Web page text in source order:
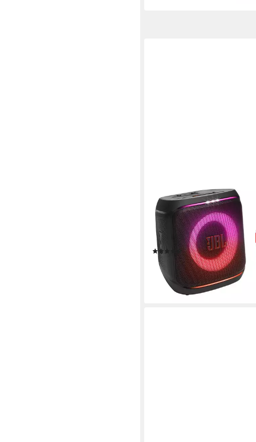
PartyBox ENCORE 2 Party-
Lautsprecher
Bluetooth Netzwerkstandard
100 W
Gesamtleistung
9,15 kg
Gewicht
(13)
259,00 € UVP349,99 €
12,86 €
mtl. in 24 Raten
-26%
lieferbar - in 3-4 Werktagen bei dir